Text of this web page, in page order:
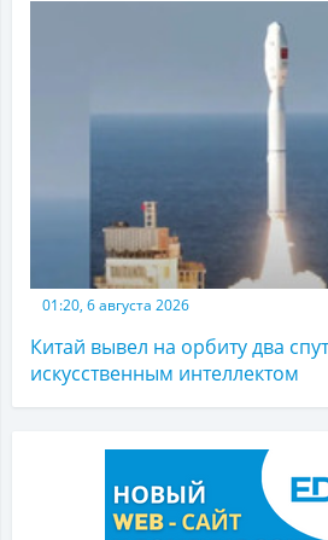
01:20, 6 августа 2026
Китай вывел на орбиту два
искусственным интеллектом